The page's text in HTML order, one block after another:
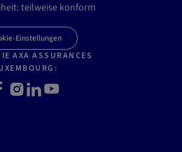
teilweise konform
Einstellungen
AXA ASSURANCES
I
L
i
Y